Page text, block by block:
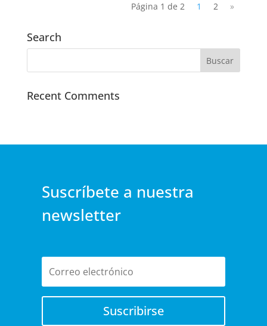
Página 1 de 2 1 2 »
Search
Recent Comments
Suscríbete a nuestra
newsletter
Suscribirse